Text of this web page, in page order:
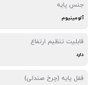
جنس پایه
آلومینیوم
قابلیت تنظیم ارتفاع
دارد
قفل پایه (چرخ صندلی)